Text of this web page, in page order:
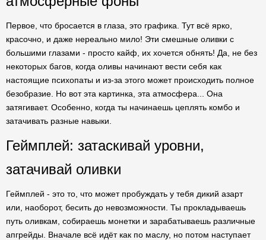
Первое, что бросается в глаза, это графика. Тут всё ярко,
красочно, и даже нереально мило! Эти смешные оливки с
большими глазами - просто кайф, их хочется обнять! Да, не без
некоторых багов, когда оливы начинают вести себя как
настоящие психопаты и из-за этого может происходить полное
безобразие. Но вот эта картинка, эта атмосфера... Она
затягивает. Особенно, когда ты начинаешь цеплять комбо и
затачивать разные навыки.
Геймплей: затаскивай уровни,
затачивай оливки
Геймплей - это то, что может пробуждать у тебя дикий азарт
или, наоборот, бесить до невозможности. Ты прокладываешь
путь оливкам, собираешь монетки и зарабатываешь различные
апгрейды. Вначале всё идёт как по маслу, но потом наступает